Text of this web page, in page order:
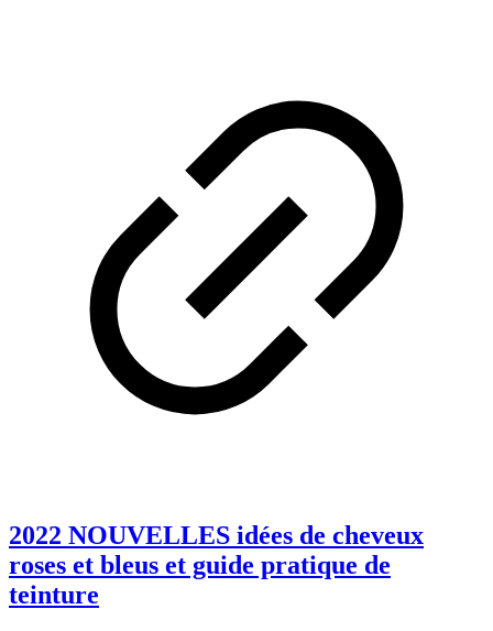
2022 NOUVELLES idées de cheveux
roses et bleus et guide pratique de
teinture